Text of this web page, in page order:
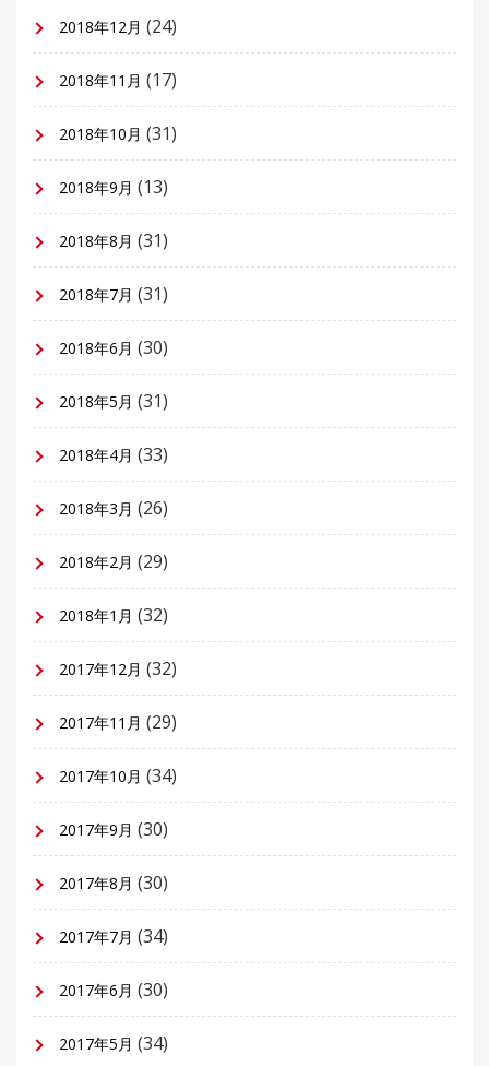
2018年12月 (24)
2018年11月 (17)
2018年10月 (31)
2018年9月 (13)
2018年8月 (31)
2018年7月 (31)
2018年6月 (30)
2018年5月 (31)
2018年4月 (33)
2018年3月 (26)
2018年2月 (29)
2018年1月 (32)
2017年12月 (32)
2017年11月 (29)
2017年10月 (34)
2017年9月 (30)
2017年8月 (30)
2017年7月 (34)
2017年6月 (30)
2017年5月 (34)